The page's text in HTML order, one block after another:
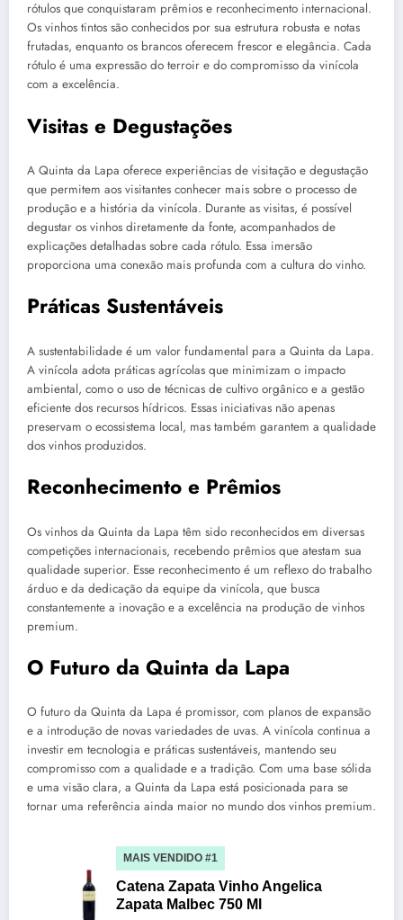
rótulos que conquistaram prêmios e reconhecimento internacional.
Os vinhos tintos são conhecidos por sua estrutura robusta e notas
frutadas, enquanto os brancos oferecem frescor e elegância. Cada
rótulo é uma expressão do terroir e do compromisso da vinícola
com a excelência.
Visitas e Degustações
A Quinta da Lapa oferece experiências de visitação e degustação
que permitem aos visitantes conhecer mais sobre o processo de
produção e a história da vinícola. Durante as visitas, é possível
degustar os vinhos diretamente da fonte, acompanhados de
explicações detalhadas sobre cada rótulo. Essa imersão
proporciona uma conexão mais profunda com a cultura do vinho.
Práticas Sustentáveis
A sustentabilidade é um valor fundamental para a Quinta da Lapa.
A vinícola adota práticas agrícolas que minimizam o impacto
ambiental, como o uso de técnicas de cultivo orgânico e a gestão
eficiente dos recursos hídricos. Essas iniciativas não apenas
preservam o ecossistema local, mas também garantem a qualidade
dos vinhos produzidos.
Reconhecimento e Prêmios
Os vinhos da Quinta da Lapa têm sido reconhecidos em diversas
competições internacionais, recebendo prêmios que atestam sua
qualidade superior. Esse reconhecimento é um reflexo do trabalho
árduo e da dedicação da equipe da vinícola, que busca
constantemente a inovação e a excelência na produção de vinhos
premium.
O Futuro da Quinta da Lapa
O futuro da Quinta da Lapa é promissor, com planos de expansão
e a introdução de novas variedades de uvas. A vinícola continua a
investir em tecnologia e práticas sustentáveis, mantendo seu
compromisso com a qualidade e a tradição. Com uma base sólida
e uma visão clara, a Quinta da Lapa está posicionada para se
tornar uma referência ainda maior no mundo dos vinhos premium.
MAIS VENDIDO #1
Catena Zapata Vinho Angelica
Zapata Malbec 750 Ml